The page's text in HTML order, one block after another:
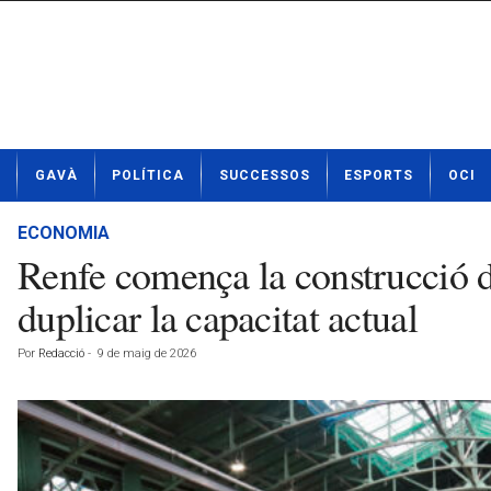
t
GAVÀ POLÍTICA SUCCESSOS ESPORTS OCI
ECONOMIA
Renfe comença la construcció
duplicar la capacitat actual
Por Redacció - 9 de maig de 2026